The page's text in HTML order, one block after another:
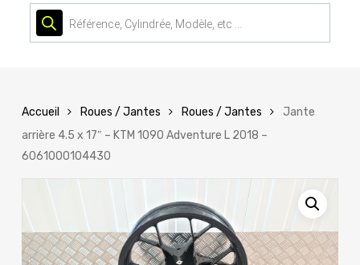
Recherche
de
produits
Accueil Roues / Jantes Roues / Jantes
Jante
arrière 4.5 x 17″ – KTM 1090 Adventure L 2018 –
6061000104430